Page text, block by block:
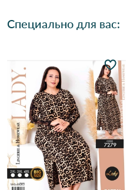
Специально для вас: